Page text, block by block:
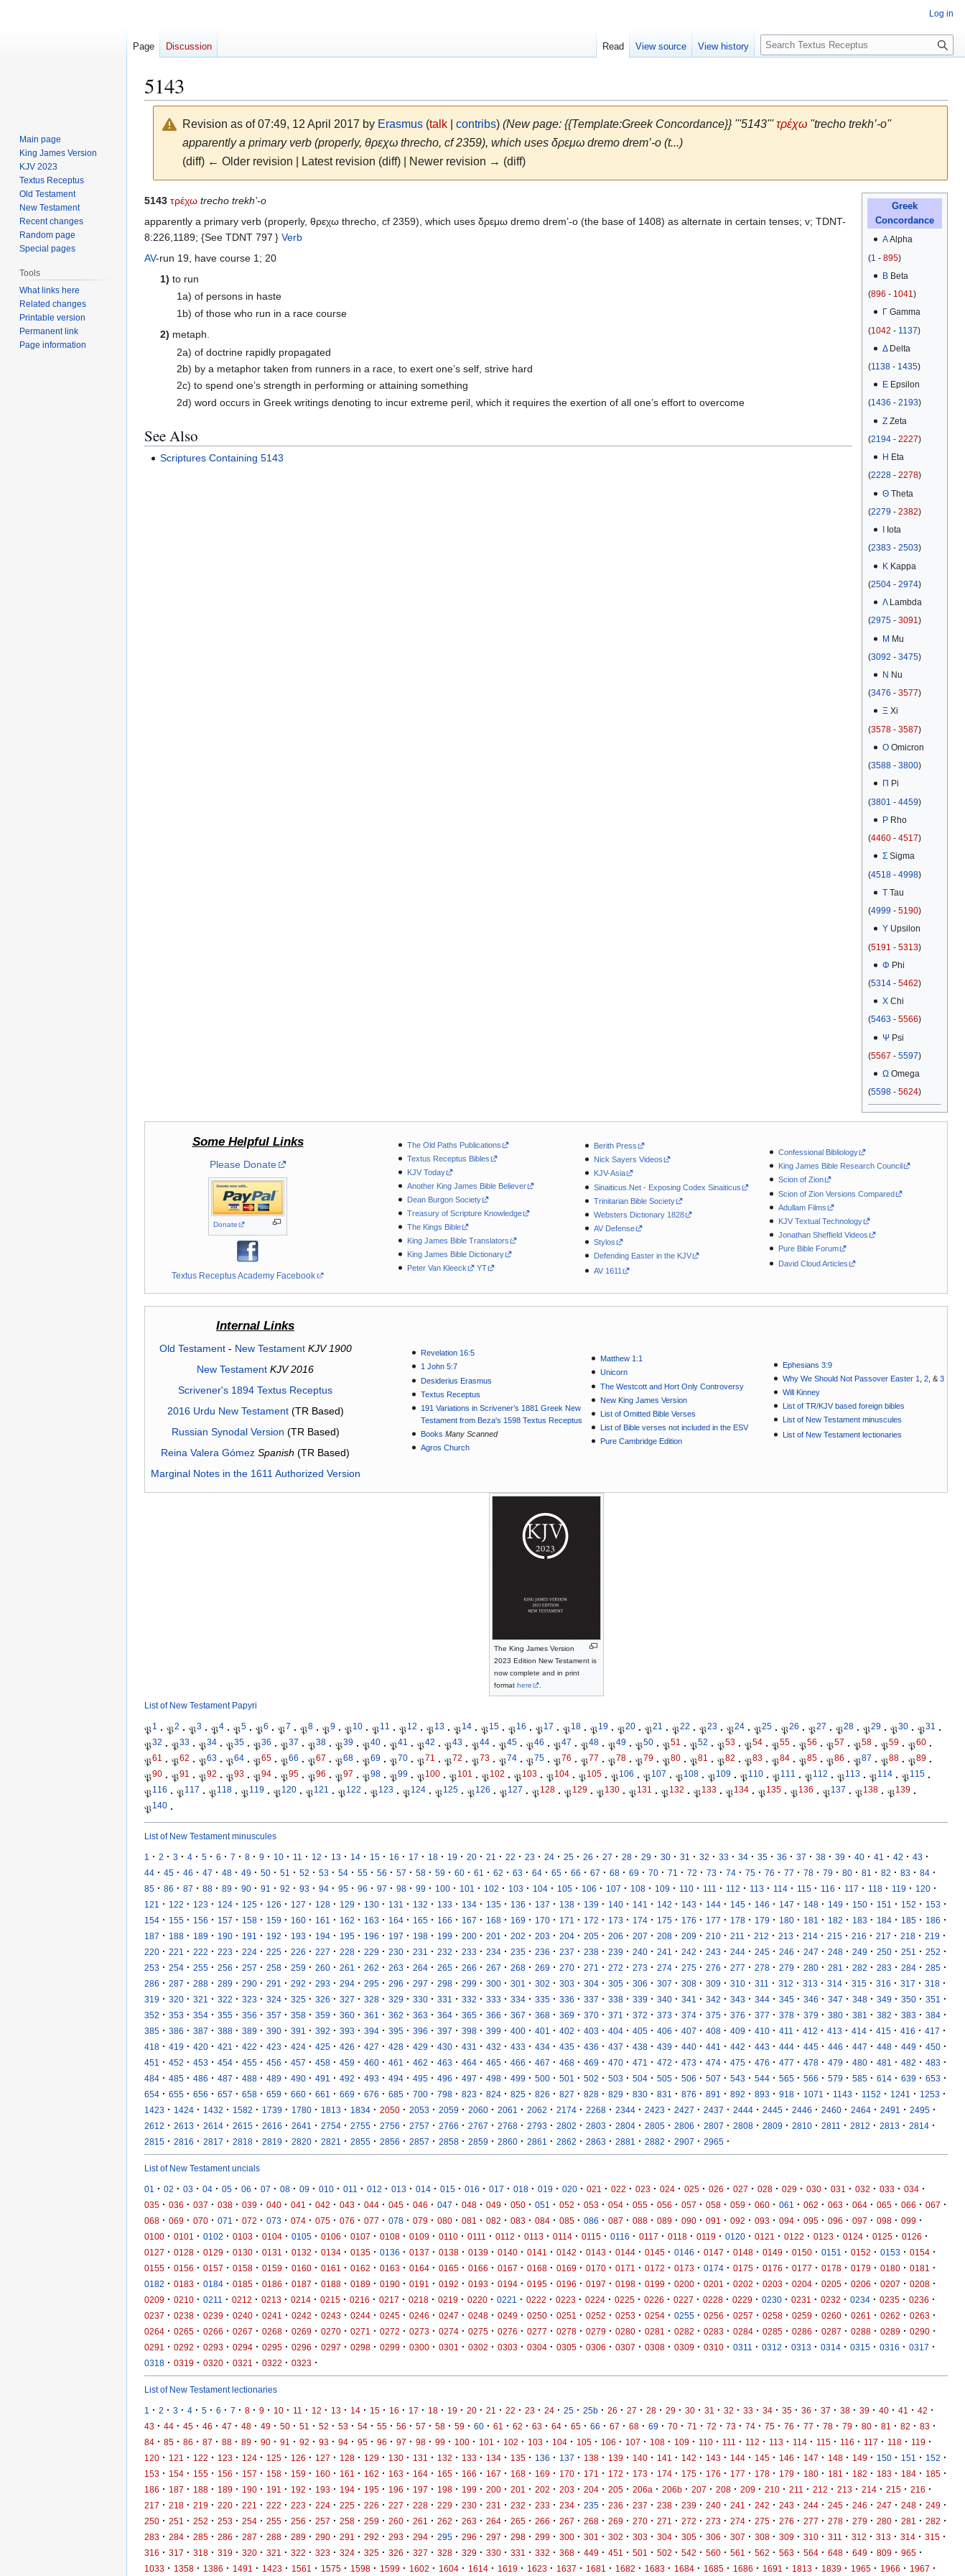
5143
Revision as of 07:49, 12 April 2017 by Erasmus (talk| contribs) (New page: {{Template:Greek Concordance}} '''5143'''τρέχω''trecho trekh’-o''
apparently a primary verb (properly, θρεχω threcho, cf 2359), which uses δρεμω dremo drem’-o (t...)
(diff) ← Older revision | Latest revision (diff) | Newer revision → (diff)
Jump
navigation
Jump
search
Greek
Concordance
ΑAlpha
(1 - 895)
ΒBeta
(896 - 1041)
ΓGamma
(1042 - 1137)
ΔDelta
(1138 - 1435)
ΕEpsilon
(1436 - 2193)
ΖZeta
(2194 - 2227)
Η Eta
(2228 - 2278)
ΘTheta
(2279 - 2382)
Iota
(2383 - 2503)
Κ Kappa
(2504 - 2974)
ΛLambda
(2975 - 3091)
Μ Mu
(3092 - 3475)
Ν Nu
(3476 - 3577)
ΞXi
(3578 - 3587)
ΟOmicron
(3588 - 3800)
Π Pi
(3801 - 4459)
ΡRho
(4460 - 4517)
ΣSigma
(4518 - 4998)
ΤTau
(4999 - 5190)
ΥUpsilon
(5191 - 5313)
Φ Phi
(5314 - 5462)
ΧChi
(5463 - 5566)
ΨPsi
(5567 - 5597)
ΩOmega
(5598 - 5624)
5143 τρέχω trecho trekh’-o
apparently a primary verb (properly, θρεχω threcho, cf 2359), which uses δρεμω dremo drem’-o (the base of 1408) as alternate in certain tenses; v; TDNT-
8:226,1189; {See TDNT 797 } Verb
AV-run 19, have course 1; 20
1) to run
1a) of persons in haste
1b) of those who run in a race course
2) metaph.
2a) of doctrine rapidly propagated
2b) by a metaphor taken from runners in a race, to exert one’s self, strive hard
2c) to spend one’s strength in performing or attaining something
2d) word occurs in Greek writings denoting to incur extreme peril, which it requires the exertion of all one’s effort to overcome
See Also
Scriptures Containing 5143
Some Helpful Links
Please Donate
Donate
Textus Receptus Academy Facebook
The Old Paths Publications
Textus Receptus Bibles
KJV Today
Another King James Bible Believer
Dean Burgon Society
Treasury of Scripture Knowledge
The Kings Bible
King James Bible Translators
King James Bible Dictionary
Peter Van Kleeck
YT
Berith Press
Nick Sayers Videos
KJV-Asia
Sinaiticus.Net - Exposing Codex Sinaiticus
Trinitarian Bible Society
Websters Dictionary 1828
AV Defense
Stylos
Defending Easter in the KJV
AV 1611
Confessional Bibliology
King James Bible Research Council
Scion of Zion
Scion of Zion Versions Compared
Adullam Films
KJV Textual Technology
Jonathan Sheffield Videos
Pure Bible Forum
David Cloud Articles
Internal Links
Old Testament- New Testament KJV 1900
New Testament KJV 2016
Scrivener's 1894 Textus Receptus
2016 Urdu New Testament(TR Based)
Russian Synodal Version (TR Based)
Reina Valera Gómez Spanish (TR Based)
Marginal Notes in the 1611 Authorized Version
Revelation 16:5
1 John 5:7
Desiderius Erasmus
Textus Receptus
191 Variations in Scrivener’s 1881 Greek New
Testament from Beza's 1598 Textus Receptus
Books Many Scanned
Agros Church
Matthew 1:1
Unicorn
The Westcott and Hort Only Controversy
New King James Version
List of Omitted Bible Verses
List of Bible verses not included in the ESV
Pure Cambridge Edition
Ephesians 3:9
Why We Should Not Passover Easter 1
,2 , &3
Will Kinney
List of TR/KJV based foreign bibles
List of New Testament minuscules
List of New Testament lectionaries
The King James Version
2023 Edition New Testament is
now complete and in print
format here .
List of New Testament Papyri
𝔓1 · 𝔓2 · 𝔓3 · 𝔓4 · 𝔓5 · 𝔓6 · 𝔓7 · 𝔓8 · 𝔓9 · 𝔓10 · 𝔓11 · 𝔓12 · 𝔓13 · 𝔓14 · 𝔓15 · 𝔓16 · 𝔓17 · 𝔓18 · 𝔓19 · 𝔓20 · 𝔓21 · 𝔓22 · 𝔓23 · 𝔓24 · 𝔓25 · 𝔓26 · 𝔓27 · 𝔓28 · 𝔓29 · 𝔓30 · 𝔓31
·
𝔓32 · 𝔓33 · 𝔓34 · 𝔓35 · 𝔓36 · 𝔓37 · 𝔓38 · 𝔓39 · 𝔓40 · 𝔓41 · 𝔓42 · 𝔓43 · 𝔓44 · 𝔓45 · 𝔓46 · 𝔓47 · 𝔓48 · 𝔓49 · 𝔓50 · 𝔓51 · 𝔓52 · 𝔓53 · 𝔓54 · 𝔓55 · 𝔓56 · 𝔓57 · 𝔓58 · 𝔓59 · 𝔓60 ·
𝔓61 · 𝔓62 · 𝔓63 · 𝔓64 · 𝔓65 · 𝔓66 · 𝔓67 · 𝔓68 · 𝔓69 · 𝔓70 · 𝔓71 · 𝔓72 · 𝔓73 · 𝔓74 · 𝔓75 · 𝔓76 · 𝔓77 · 𝔓78 · 𝔓79 · 𝔓80 · 𝔓81 · 𝔓82 · 𝔓83 · 𝔓84 · 𝔓85 · 𝔓86 · 𝔓87 · 𝔓88 · 𝔓89 ·
𝔓90 · 𝔓91 · 𝔓92 · 𝔓93 · 𝔓94 · 𝔓95 · 𝔓96 · 𝔓97 · 𝔓98 · 𝔓99 · 𝔓100 · 𝔓101 · 𝔓102 · 𝔓103 · 𝔓104 · 𝔓105 · 𝔓106 · 𝔓107 · 𝔓108 · 𝔓109 · 𝔓110 · 𝔓111 · 𝔓112 · 𝔓113 · 𝔓114 · 𝔓115 ·
𝔓116 · 𝔓117 · 𝔓118 · 𝔓119 · 𝔓120 · 𝔓121 · 𝔓122 · 𝔓123 · 𝔓124 · 𝔓125 · 𝔓126 · 𝔓127 · 𝔓128 · 𝔓129 · 𝔓130 · 𝔓131 · 𝔓132 · 𝔓133 · 𝔓134 · 𝔓135 · 𝔓136 · 𝔓137 · 𝔓138 · 𝔓139 ·
𝔓140 ·
List of New Testament minuscules
1 · 2 · 3 · 4 · 5 · 6 · 7 · 8 · 9 · 10 · 11 · 12 · 13 · 14 · 15 · 16 · 17 · 18 · 19 · 20 · 21 · 22 · 23 · 24 · 25 · 26 · 27 · 28 · 29 · 30 · 31 · 32 · 33 · 34 · 35 · 36 · 37 · 38 · 39 · 40 · 41 · 42 · 43 ·
44 · 45 · 46 · 47 · 48 · 49 · 50 · 51 · 52 · 53 · 54 · 55 · 56 · 57 · 58 · 59 · 60 · 61 · 62 · 63 · 64 · 65 · 66 · 67 · 68 · 69 · 70 · 71 · 72 · 73 · 74 · 75 · 76 · 77 · 78 · 79 · 80 · 81 · 82 · 83 · 84 ·
85 · 86 · 87 · 88 · 89 · 90 · 91 · 92 · 93 · 94 · 95 · 96 · 97 · 98 · 99 · 100 · 101 · 102 · 103 · 104 · 105 · 106 · 107 · 108 · 109 · 110 · 111 · 112 · 113 · 114 · 115 · 116 · 117 · 118 · 119 · 120 ·
121 · 122 · 123 · 124 · 125 · 126 · 127 · 128 · 129 · 130 · 131 · 132 · 133 · 134 · 135 · 136 · 137 · 138 · 139 · 140 · 141 · 142 · 143 · 144 · 145 · 146 · 147 · 148 · 149 · 150 · 151 · 152 · 153 ·
154 · 155 · 156 · 157 · 158 · 159 · 160 · 161 · 162 · 163 · 164 · 165 · 166 · 167 · 168 · 169 · 170 · 171 · 172 · 173 · 174 · 175 · 176 · 177 · 178 · 179 · 180 · 181 · 182 · 183 · 184 · 185 · 186 ·
187 · 188 · 189 · 190 · 191 · 192 · 193 · 194 · 195 · 196 · 197 · 198 · 199 · 200 · 201 · 202 · 203 · 204 · 205 · 206 · 207 · 208 · 209 · 210 · 211 · 212 · 213 · 214 · 215 · 216 · 217 · 218 · 219 ·
220 · 221 · 222 · 223 · 224 · 225 · 226 · 227 · 228 · 229 · 230 · 231 · 232 · 233 · 234 · 235 · 236 · 237 · 238 · 239 · 240 · 241 · 242 · 243 · 244 · 245 · 246 · 247 · 248 · 249 · 250 · 251 · 252 ·
253 · 254 · 255 · 256 · 257 · 258 · 259 · 260 · 261 · 262 · 263 · 264 · 265 · 266 · 267 · 268 · 269 · 270 · 271 · 272 · 273 · 274 · 275 · 276 · 277 · 278 · 279 · 280 · 281 · 282 · 283 · 284 · 285 ·
286 · 287 · 288 · 289 · 290 · 291 · 292 · 293 · 294 · 295 · 296 · 297 · 298 · 299 · 300 · 301 · 302 · 303 · 304 · 305 · 306 · 307 · 308 · 309 · 310 · 311 · 312 · 313 · 314 · 315 · 316 · 317 · 318 ·
319 · 320 · 321 · 322 · 323 · 324 · 325 · 326 · 327 · 328 · 329 · 330 · 331 · 332 · 333 · 334 · 335 · 336 · 337 · 338 · 339 · 340 · 341 · 342 · 343 · 344 · 345 · 346 · 347 · 348 · 349 · 350 · 351 ·
352 · 353 · 354 · 355 · 356 · 357 · 358 · 359 · 360 · 361 · 362 · 363 · 364 · 365 · 366 · 367 · 368 · 369 · 370 · 371 · 372 · 373 · 374 · 375 · 376 · 377 · 378 · 379 · 380 · 381 · 382 · 383 · 384 ·
385 · 386 · 387 · 388 · 389 · 390 · 391 · 392 · 393 · 394 · 395 · 396 · 397 · 398 · 399 · 400 · 401 · 402 · 403 · 404 · 405 · 406 · 407 · 408 · 409 · 410 · 411 · 412 · 413 · 414 · 415 · 416 · 417 ·
418 · 419 · 420 · 421 · 422 · 423 · 424 · 425 · 426 · 427 · 428 · 429 · 430 · 431 · 432 · 433 · 434 · 435 · 436 · 437 · 438 · 439 · 440 · 441 · 442 · 443 · 444 · 445 · 446 · 447 · 448 · 449 · 450 ·
451 · 452 · 453 · 454 · 455 · 456 · 457 · 458 · 459 · 460 · 461 · 462 · 463 · 464 · 465 · 466 · 467 · 468 · 469 · 470 · 471 · 472 · 473 · 474 · 475 · 476 · 477 · 478 · 479 · 480 · 481 · 482 · 483 ·
484 · 485 · 486 · 487 · 488 · 489 · 490 · 491 · 492 · 493 · 494 · 495 · 496 · 497 · 498 · 499 · 500 · 501 · 502 · 503 · 504 · 505 · 506 · 507 · 543 · 544 · 565 · 566 · 579 · 585 · 614 · 639 · 653 ·
654 · 655 · 656 · 657 · 658 · 659 · 660 · 661 · 669 · 676 · 685 · 700 · 798 · 823 · 824 · 825 · 826 · 827 · 828 · 829 · 830 · 831 · 876 · 891 · 892 · 893 · 918 · 1071 · 1143 · 1152 · 1241 · 1253 ·
1423 · 1424 · 1432 · 1582 · 1739 · 1780 · 1813 · 1834 · 2050 · 2053 · 2059 · 2060 · 2061 · 2062 · 2174 · 2268 · 2344 · 2423 · 2427 · 2437 · 2444 · 2445 · 2446 · 2460 · 2464 · 2491 · 2495 ·
2612 · 2613 · 2614 · 2615 · 2616 · 2641 · 2754 · 2755 · 2756 · 2757 · 2766 · 2767 · 2768 · 2793 · 2802 · 2803 · 2804 · 2805 · 2806 · 2807 · 2808 · 2809 · 2810 · 2811 · 2812 · 2813 · 2814 ·
2815 · 2816 · 2817 · 2818 · 2819 · 2820 · 2821 · 2855 · 2856 · 2857 · 2858 · 2859 · 2860 · 2861 · 2862 · 2863 · 2881 · 2882 · 2907 · 2965 ·
List of New Testament uncials
01 · 02 · 03 · 04 · 05 · 06 · 07 · 08 · 09 · 010 · 011 · 012 · 013 · 014 · 015 · 016 · 017 · 018 · 019 · 020 · 021 · 022 · 023 · 024 · 025 · 026 · 027 · 028 · 029 · 030 · 031 · 032 · 033 · 034 ·
035 · 036 · 037 · 038 · 039 · 040 · 041 · 042 · 043 · 044 · 045 · 046 · 047 · 048 · 049 · 050 · 051 · 052 · 053 · 054 · 055 · 056 · 057 · 058 · 059 · 060 · 061 · 062 · 063 · 064 · 065 · 066 · 067 ·
068 · 069 · 070 · 071 · 072 · 073 · 074 · 075 · 076 · 077 · 078 · 079 · 080 · 081 · 082 · 083 · 084 · 085 · 086 · 087 · 088 · 089 · 090 · 091 · 092 · 093 · 094 · 095 · 096 · 097 · 098 · 099 ·
0100 · 0101 · 0102 · 0103 · 0104 · 0105 · 0106 · 0107 · 0108 · 0109 · 0110 · 0111 · 0112 · 0113 · 0114 · 0115 · 0116 · 0117 · 0118 · 0119 · 0120 · 0121 · 0122 · 0123 · 0124 · 0125 · 0126 ·
0127 · 0128 · 0129 · 0130 · 0131 · 0132 · 0134 · 0135 · 0136 · 0137 · 0138 · 0139 · 0140 · 0141 · 0142 · 0143 · 0144 · 0145 · 0146 · 0147 · 0148 · 0149 · 0150 · 0151 · 0152 · 0153 · 0154 ·
0155 · 0156 · 0157 · 0158 · 0159 · 0160 · 0161 · 0162 · 0163 · 0164 · 0165 · 0166 · 0167 · 0168 · 0169 · 0170 · 0171 · 0172 · 0173 · 0174 · 0175 · 0176 · 0177 · 0178 · 0179 · 0180 · 0181 ·
0182 · 0183 · 0184 · 0185 · 0186 · 0187 · 0188 · 0189 · 0190 · 0191 · 0192 · 0193 · 0194 · 0195 · 0196 · 0197 · 0198 · 0199 · 0200 · 0201 · 0202 · 0203 · 0204 · 0205 · 0206 · 0207 · 0208 ·
0209 · 0210 · 0211 · 0212 · 0213 · 0214 · 0215 · 0216 · 0217 · 0218 · 0219 · 0220 · 0221 · 0222 · 0223 · 0224 · 0225 · 0226 · 0227 · 0228 · 0229 · 0230 · 0231 · 0232 · 0234 · 0235 · 0236 ·
0237 · 0238 · 0239 · 0240 · 0241 · 0242 · 0243 · 0244 · 0245 · 0246 · 0247 · 0248 · 0249 · 0250 · 0251 · 0252 · 0253 · 0254 · 0255 · 0256 · 0257 · 0258 · 0259 · 0260 · 0261 · 0262 · 0263 ·
0264 · 0265 · 0266 · 0267 · 0268 · 0269 · 0270 · 0271 · 0272 · 0273 · 0274 · 0275 · 0276 · 0277 · 0278 · 0279 · 0280 · 0281 · 0282 · 0283 · 0284 · 0285 · 0286 · 0287 · 0288 · 0289 · 0290 ·
0291 · 0292 · 0293 · 0294 · 0295 · 0296 · 0297 · 0298 · 0299 · 0300 · 0301 · 0302 · 0303 · 0304 · 0305 · 0306 · 0307 · 0308 · 0309 · 0310 · 0311 · 0312 · 0313 · 0314 · 0315 · 0316 · 0317 ·
0318 · 0319 · 0320 · 0321 · 0322 · 0323 ·
List of New Testament lectionaries
1 · 2 · 3 · 4 · 5 · 6 · 7 · 8 · 9 · 10 · 11 · 12 · 13 · 14 · 15 · 16 · 17 · 18 · 19 · 20 · 21 · 22 · 23 · 24 · 25 · 25b · 26 · 27 · 28 · 29 · 30 · 31 · 32 · 33 · 34 · 35 · 36 · 37 · 38 · 39 · 40 · 41 · 42 ·
43 · 44 · 45 · 46 · 47 · 48 · 49 · 50 · 51 · 52 · 53 · 54 · 55 · 56 · 57 · 58 · 59 · 60 · 61 · 62 · 63 · 64 · 65 · 66 · 67 · 68 · 69 · 70 · 71 · 72 · 73 · 74 · 75 · 76 · 77 · 78 · 79 · 80 · 81 · 82 · 83 ·
84 · 85 · 86 · 87 · 88 · 89 · 90 · 91 · 92 · 93 · 94 · 95 · 96 · 97 · 98 · 99 · 100 · 101 · 102 · 103 · 104 · 105 · 106 · 107 · 108 · 109 · 110 · 111 · 112 · 113 · 114 · 115 · 116 · 117 · 118 · 119 ·
120 · 121 · 122 · 123 · 124 · 125 · 126 · 127 · 128 · 129 · 130 · 131 · 132 · 133 · 134 · 135 · 136 · 137 · 138 · 139 · 140 · 141 · 142 · 143 · 144 · 145 · 146 · 147 · 148 · 149 · 150 · 151 · 152 ·
153 · 154 · 155 · 156 · 157 · 158 · 159 · 160 · 161 · 162 · 163 · 164 · 165 · 166 · 167 · 168 · 169 · 170 · 171 · 172 · 173 · 174 · 175 · 176 · 177 · 178 · 179 · 180 · 181 · 182 · 183 · 184 · 185 ·
186 · 187 · 188 · 189 · 190 · 191 · 192 · 193 · 194 · 195 · 196 · 197 · 198 · 199 · 200 · 201 · 202 · 203 · 204 · 205 · 206a · 206b · 207 · 208 · 209 · 210 · 211 · 212 · 213 · 214 · 215 · 216 ·
217 · 218 · 219 · 220 · 221 · 222 · 223 · 224 · 225 · 226 · 227 · 228 · 229 · 230 · 231 · 232 · 233 · 234 · 235 · 236 · 237 · 238 · 239 · 240 · 241 · 242 · 243 · 244 · 245 · 246 · 247 · 248 · 249 ·
250 · 251 · 252 · 253 · 254 · 255 · 256 · 257 · 258 · 259 · 260 · 261 · 262 · 263 · 264 · 265 · 266 · 267 · 268 · 269 · 270 · 271 · 272 · 273 · 274 · 275 · 276 · 277 · 278 · 279 · 280 · 281 · 282 ·
283 · 284 · 285 · 286 · 287 · 288 · 289 · 290 · 291 · 292 · 293 · 294 · 295 · 296 · 297 · 298 · 299 · 300 · 301 · 302 · 303 · 304 · 305 · 306 · 307 · 308 · 309 · 310 · 311 · 312 · 313 · 314 · 315 ·
316 · 317 · 318 · 319 · 320 · 321 · 322 · 323 · 324 · 325 · 326 · 327 · 328 · 329 · 330 · 331 · 332 · 368 · 449 · 451 · 501 · 502 · 542 · 560 · 561 · 562 · 563 · 564 · 648 · 649 · 809 · 965 ·
1033 · 1358 · 1386 · 1491 · 1423 · 1561 · 1575 · 1598 · 1599 · 1602 · 1604 · 1614 · 1619 · 1623 · 1637 · 1681 · 1682 · 1683 · 1684 · 1685 · 1686 · 1691 · 1813 · 1839 · 1965 · 1966 · 1967 ·
Log in
Page Discussion Read View source View history
S
e
c
h
Main page
King James Version
KJV 2023
Textus Receptus
Old Testament
New Testament
Recent changes
Random page
Special pages
Tools
What links here
Related changes
Printable version
Permanent link
Page information